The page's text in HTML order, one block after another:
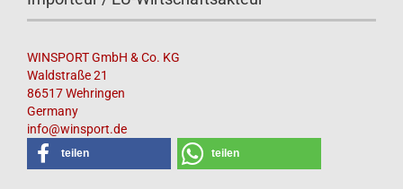
WINSPORT GmbH & Co. KG
Waldstraße 21
86517 Wehringen
Germany
info@winsport.de
teilen teilen